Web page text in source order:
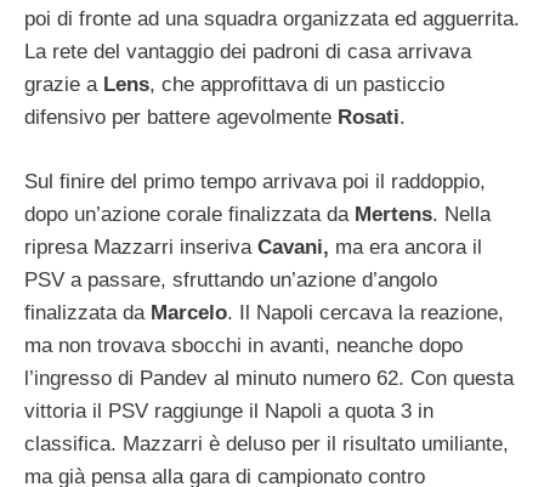
poi di fronte ad una squadra organizzata ed agguerrita.
La rete del vantaggio dei padroni di casa arrivava
grazie a Lens, che approfittava di un pasticcio
difensivo per battere agevolmente Rosati.
Sul finire del primo tempo arrivava poi il raddoppio,
dopo un’azione corale finalizzata da Mertens. Nella
ripresa Mazzarri inseriva Cavani, ma era ancora il
PSV a passare, sfruttando un’azione d’angolo
finalizzata da Marcelo. Il Napoli cercava la reazione,
ma non trovava sbocchi in avanti, neanche dopo
l’ingresso di Pandev al minuto numero 62. Con questa
vittoria il PSV raggiunge il Napoli a quota 3 in
classifica. Mazzarri è deluso per il risultato umiliante,
ma già pensa alla gara di campionato contro